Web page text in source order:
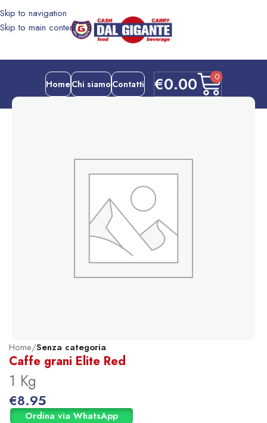
Skip to navigation
Skip to main content
€0.00 0
Home Chi siamo Contatti
Home Senza categoria
Caffe grani Elite Red
1 Kg
€8.95
Ordina via WhatsApp